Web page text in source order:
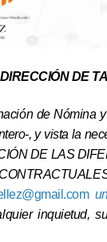
DE
de Nómina
, y vista la
DE LAS
inquietud,